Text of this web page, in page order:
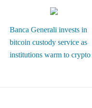
Banca Generali invests in
bitcoin custody service as
institutions warm to crypto